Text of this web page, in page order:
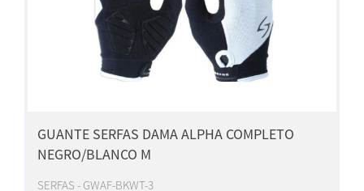
GUANTE SERFAS DAMA ALPHA COMPLETO
NEGRO/BLANCO M
SERFAS - GWAF-BKWT-3